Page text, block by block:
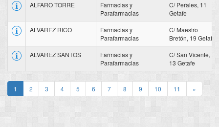
ALFARO TORRE
Farmacias y
Parafarmacias
C/ Perales, 11
Getafe
ALVAREZ RICO
Farmacias y
Parafarmacias
C/ Maestro
Bretón, 19 Getafe
ALVAREZ SANTOS
Farmacias y
Parafarmacias
C/ San Vicente,
13 Getafe
1 2 3 4 5 6 7 8 9 10 11 »